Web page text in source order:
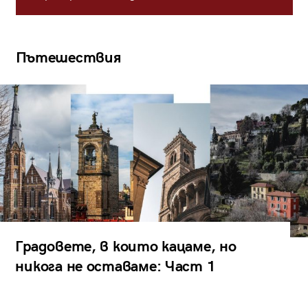
Пътешествия
Градовете, в които кацаме, но
никога не оставаме: Част 1